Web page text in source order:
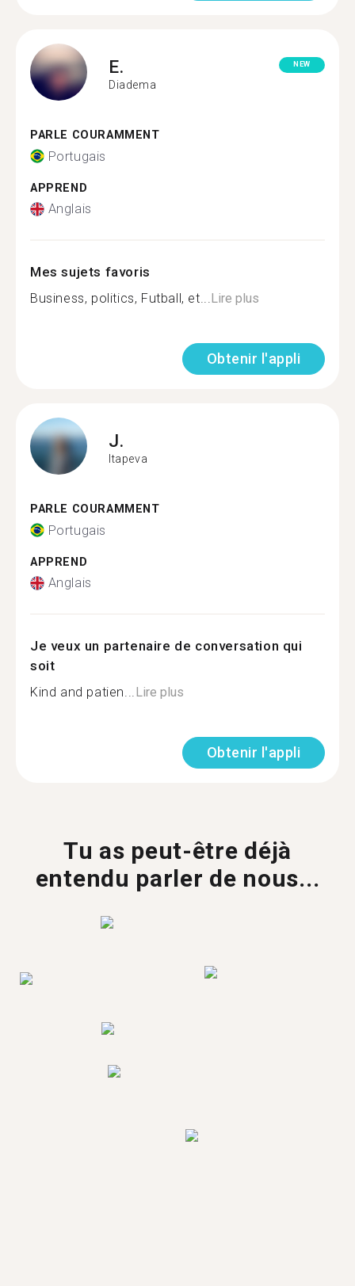
E.
Diadema
NEW
PARLE COURAMMENT
Portugais
APPREND
Anglais
Mes sujets favoris
Business, politics, Futball, et...Lire plus
Obtenir l'appli
J.
Itapeva
PARLE COURAMMENT
Portugais
APPREND
Anglais
Je veux un partenaire de conversation qui
soit
Kind and patien...Lire plus
Obtenir l'appli
Tu as peut-être déjà
entendu parler de nous...